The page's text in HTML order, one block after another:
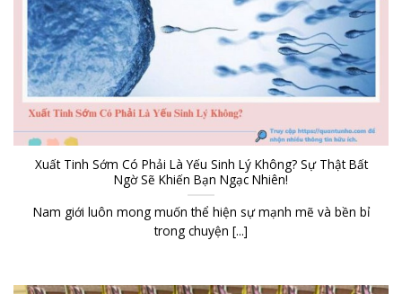
Xuất Tinh Sớm Có Phải Là Yếu Sinh Lý Không? Sự Thật Bất
Ngờ Sẽ Khiến Bạn Ngạc Nhiên!
Nam giới luôn mong muốn thể hiện sự mạnh mẽ và bền bỉ
trong chuyện [...]